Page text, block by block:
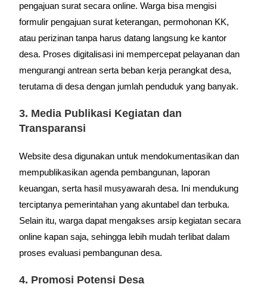
pengajuan surat secara online. Warga bisa mengisi
formulir pengajuan surat keterangan, permohonan KK,
atau perizinan tanpa harus datang langsung ke kantor
desa. Proses digitalisasi ini mempercepat pelayanan dan
mengurangi antrean serta beban kerja perangkat desa,
terutama di desa dengan jumlah penduduk yang banyak.
3. Media Publikasi Kegiatan dan
Transparansi
Website desa digunakan untuk mendokumentasikan dan
mempublikasikan agenda pembangunan, laporan
keuangan, serta hasil musyawarah desa. Ini mendukung
terciptanya pemerintahan yang akuntabel dan terbuka.
Selain itu, warga dapat mengakses arsip kegiatan secara
online kapan saja, sehingga lebih mudah terlibat dalam
proses evaluasi pembangunan desa.
4. Promosi Potensi Desa